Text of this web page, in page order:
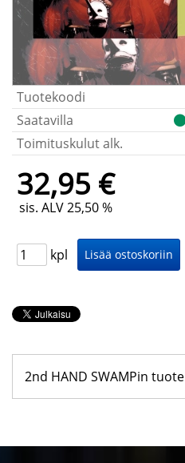
Tuotekoodi
Saatavilla
Toimituskulut alk.
32,95 €
sis. ALV 25,50 %
kpl
2nd HAND SWAMPin tuote